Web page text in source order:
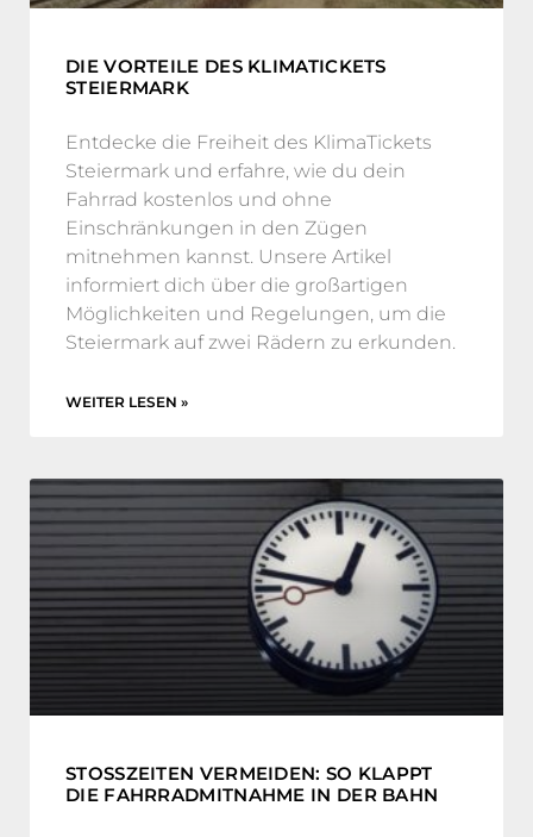
DIE VORTEILE DES KLIMATICKETS
STEIERMARK
Entdecke die Freiheit des KlimaTickets
Steiermark und erfahre, wie du dein
Fahrrad kostenlos und ohne
Einschränkungen in den Zügen
mitnehmen kannst. Unsere Artikel
informiert dich über die großartigen
Möglichkeiten und Regelungen, um die
Steiermark auf zwei Rädern zu erkunden.
WEITER LESEN »
STOSSZEITEN VERMEIDEN: SO KLAPPT D
IE FAHRRADMITNAHME IN DER BAHN